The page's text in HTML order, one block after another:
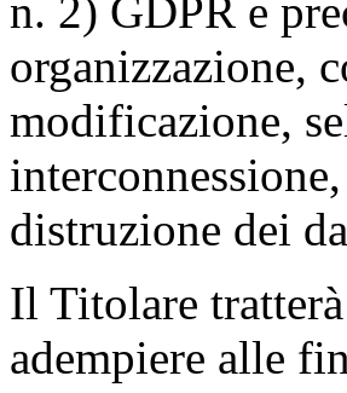
n. 2) GDPR e
organizzazione,
modificazione,
distruzione dei
Il Titolare
adempiere alle